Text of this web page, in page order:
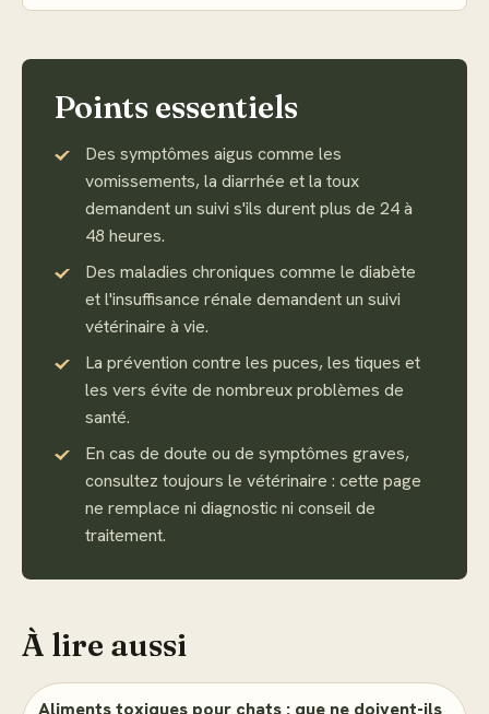
Points essentiels
Des symptômes aigus comme les
vomissements, la diarrhée et la toux
demandent un suivi s'ils durent plus de 24 à
48 heures.
Des maladies chroniques comme le diabète
et l'insuffisance rénale demandent un suivi
vétérinaire à vie.
La prévention contre les puces, les tiques et
les vers évite de nombreux problèmes de
santé.
En cas de doute ou de symptômes graves,
consultez toujours le vétérinaire : cette page
ne remplace ni diagnostic ni conseil de
traitement.
À lire aussi
Aliments toxiques pour chats : que ne doivent-ils